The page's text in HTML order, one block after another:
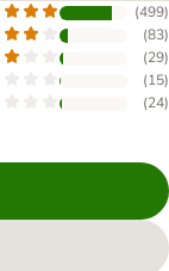
(499)
(83)
(29)
(15)
(24)